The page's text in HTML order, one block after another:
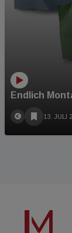
Endlich
13. JULI